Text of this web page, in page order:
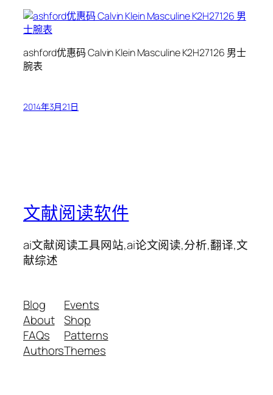
ashford优惠码 Calvin Klein Masculine K2H27126 男士
腕表
2014年3月21日
文献阅读软件
ai文献阅读工具网站,ai论文阅读,分析,翻译,文
献综述
Blog
About
FAQs
Authors
Events
Shop
Patterns
Themes